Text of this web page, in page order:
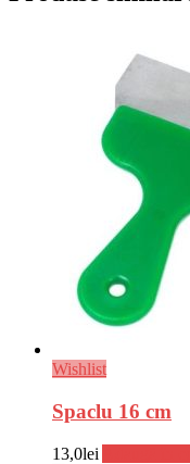
Wishlist
Spaclu 16 cm
13,0lei